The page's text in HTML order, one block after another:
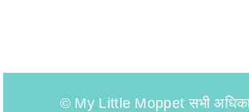
© My Little Moppet सभी